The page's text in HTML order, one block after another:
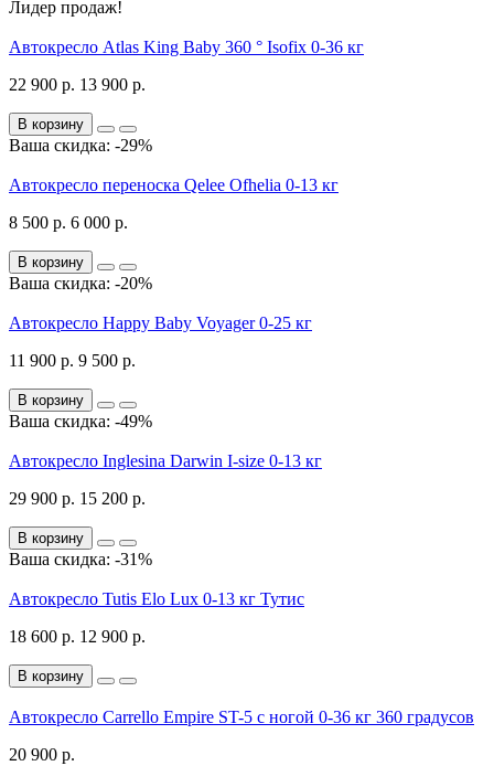
Лидер продаж!
Автокресло Atlas King Baby 360 ° Isofix 0-36 кг
22 900 р. 13 900 р.
В корзину
Ваша скидка: -29%
Автокресло переноска Qelee Ofhelia 0-13 кг
8 500 р. 6 000 р.
В корзину
Ваша скидка: -20%
Автокресло Happy Baby Voyager 0-25 кг
11 900 р. 9 500 р.
В корзину
Ваша скидка: -49%
Автокресло Inglesina Darwin I-size 0-13 кг
29 900 р. 15 200 р.
В корзину
Ваша скидка: -31%
Автокресло Tutis Elo Lux 0-13 кг Тутис
18 600 р. 12 900 р.
В корзину
Автокресло Carrello Empire ST-5 с ногой 0-36 кг 360 градусов
20 900 р.